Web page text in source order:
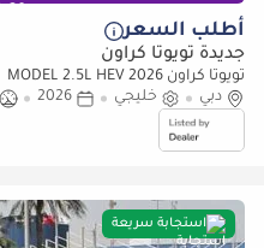
أطلب السعر
جديدة تويوتا كراون
تويوتا كراون 2026 MODEL 2.5L HEV
دبي
خليجي 2026
استجابة سريعة